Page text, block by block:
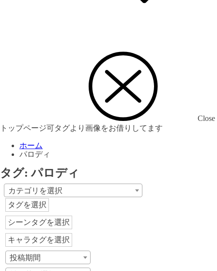
Close
トップページ可タグより画像をお借りしてます
ホーム
パロディ
タグ:パロディ
カテゴリを選択
タグを選択
シーンタグを選択
キャラタグを選択
投稿期間